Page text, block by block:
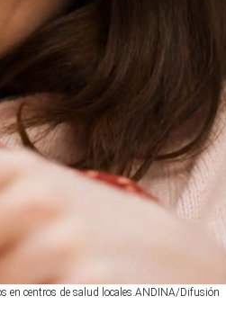
en centros de salud locales.ANDINA/Difusión